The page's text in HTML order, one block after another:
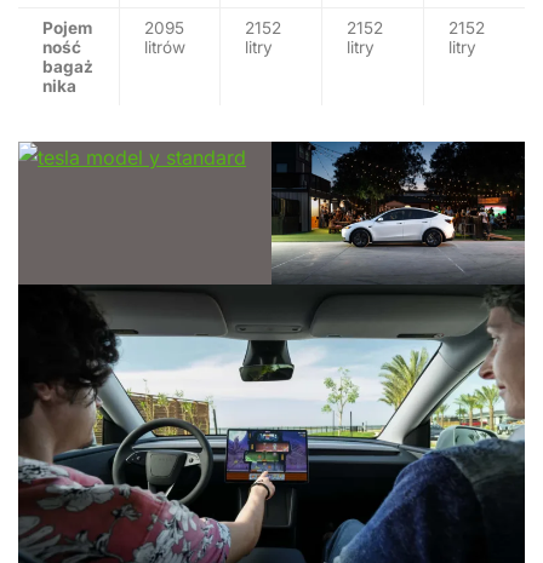
Pojem
ność
bagaż
nika
2095
litrów
2152
litry
2152
litry
2152
litry